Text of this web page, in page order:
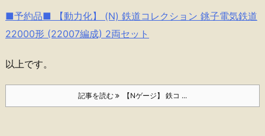
■予約品■ 【動力化】 (N) 鉄道コレクション 銚子電気鉄道
22000形 (22007編成) 2両セット
以上です。
記事を読む 【Nゲージ】 鉄コ ...